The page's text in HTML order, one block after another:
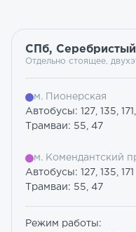
СПб,
Отдельно стоящее,
м. Пионерская
Автобусы: 127, 135,
Трамваи: 55, 47
м. Комендантский
Автобусы: 127, 135, 171
Трамваи: 55, 47
Режим работы: